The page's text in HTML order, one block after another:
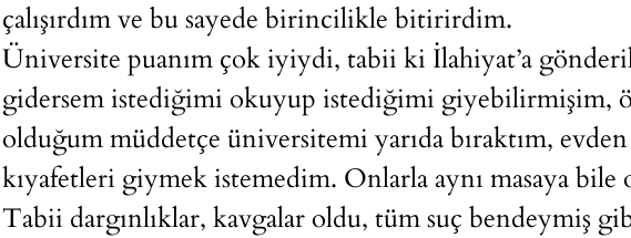
çalışırdım ve bu sayede birincilikle bitirirdim.
Üniversite puanım çok iyiydi, tabii ki İlahiyat’a
gidersem istediğimi okuyup istediğimi giyebilirmişim,
olduğum müddetçe üniversitemi yarıda bıraktım, evden
kıyafetleri giymek istemedim. Onlarla aynı masaya bile
Tabii dargınlıklar, kavgalar oldu, tüm suç bendeymiş